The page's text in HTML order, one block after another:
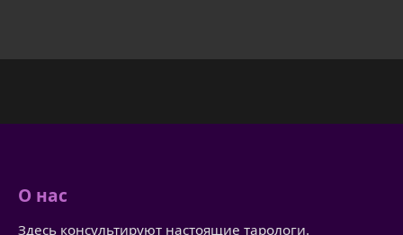
О нас
Здесь консультируют настоящие тарологи.